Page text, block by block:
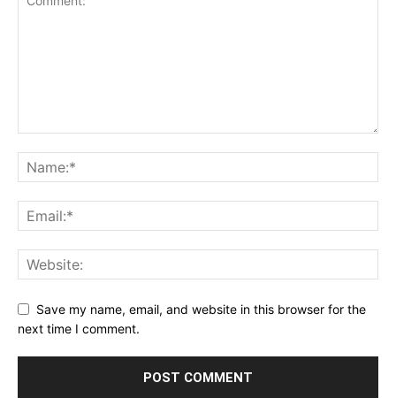
Save my name, email, and website in this browser for the
next time I comment.